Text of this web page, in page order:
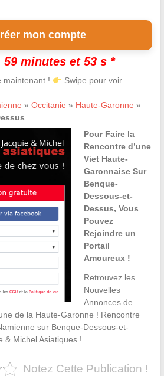
mon compte
59 minutes et 53 s *
maintenant ! Swipe pour voir
» Occitanie » Haute-Garonne »
Pour Faire la
Rencontre d’une
Viet Haute-
Garonnaise Sur
Benque-
Dessous-et-
Dessus, Vous
Pouvez
Rejoindre un
Portail
Amoureux !
Retrouvez les
Nouvelles
Annonces de
de la Haute-Garonne ! Rencontre
sur Benque-Dessous-et-
& Michel Asiatiques !
Notez Cette Publication !